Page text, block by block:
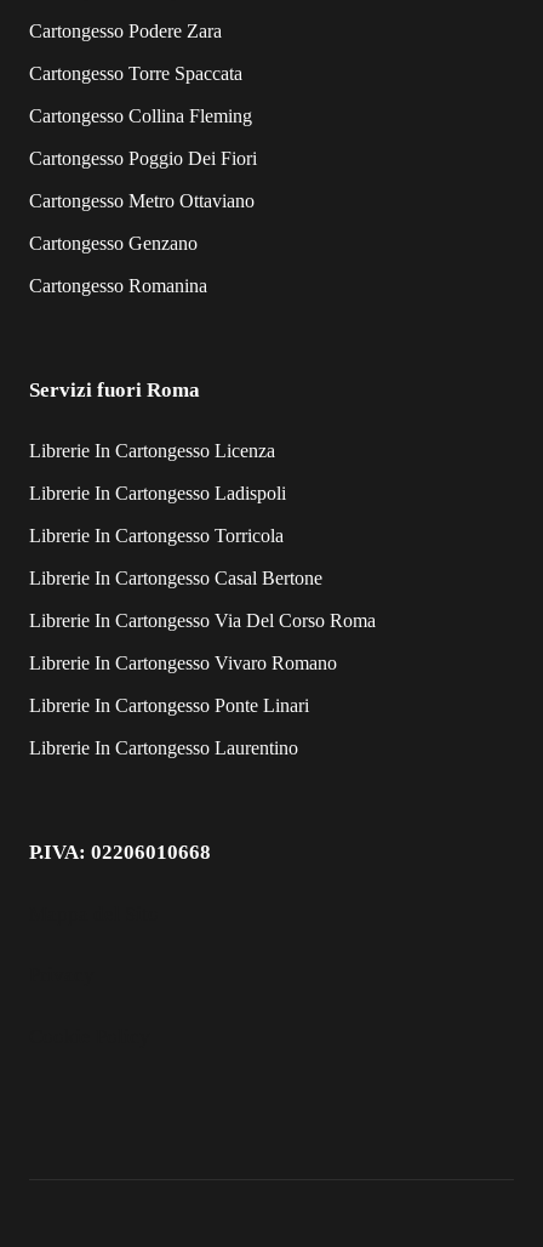
Cartongesso Podere Zara
Cartongesso Torre Spaccata
Cartongesso Collina Fleming
Cartongesso Poggio Dei Fiori
Cartongesso Metro Ottaviano
Cartongesso Genzano
Cartongesso Romanina
Servizi fuori Roma
Librerie In Cartongesso Licenza
Librerie In Cartongesso Ladispoli
Librerie In Cartongesso Torricola
Librerie In Cartongesso Casal Bertone
Librerie In Cartongesso Via Del Corso Roma
Librerie In Cartongesso Vivaro Romano
Librerie In Cartongesso Ponte Linari
Librerie In Cartongesso Laurentino
P.IVA: 02206010668